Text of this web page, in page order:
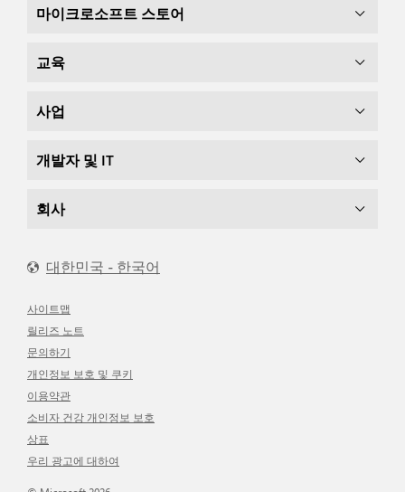
마이크로소프트 스토어
교육
사업
개발자 및 IT
회사
대한민국 - 한국어
사이트맵
릴리즈 노트
문의하기
개인정보 보호 및 쿠키
이용약관
소비자 건강 개인정보 보호
상표
우리 광고에 대하여